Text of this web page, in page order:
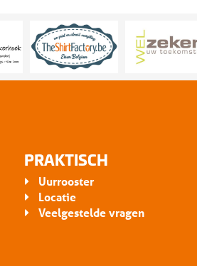
PRAKTISCH
Uurrooster
Locatie
Veelgestelde vragen